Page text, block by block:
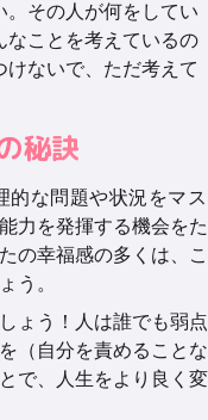
。その人が何をしてい
なことを考えているの
ないで、ただ考えて
秘訣
的な問題や状況をマ
力を発揮する機会を
の幸福感の多くは、
う。
ょう！人は誰でも弱
（自分を責めること
で、人生をより良く